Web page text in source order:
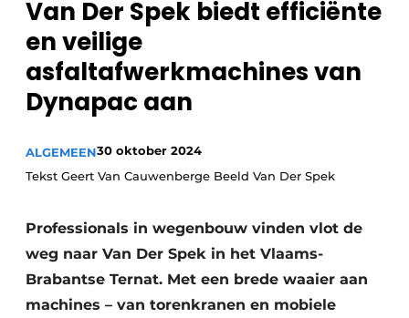
Privacy / Cookie statement
Vacature aanmelden
Vacatures
Video’s
Van Der Spek biedt efficiënte
en veilige
asfaltafwerkmachines van
Dynapac aan
ALGEMEEN30 oktober 2024
Tekst Geert Van Cauwenberge Beeld Van Der Spek
Professionals in wegenbouw vinden vlot de
weg naar Van Der Spek in het Vlaams-
Brabantse Ternat. Met een brede waaier aan
machines – van torenkranen en mobiele